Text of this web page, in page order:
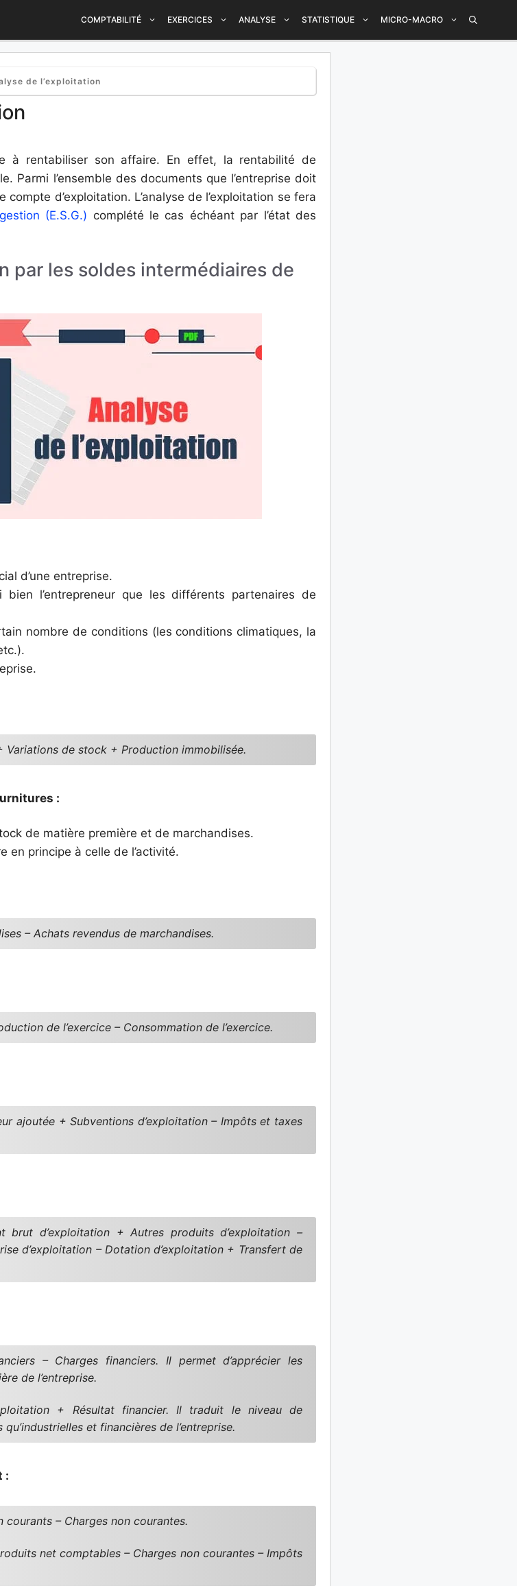
COMPTABILITÉ EXERCICES ANALYSE STATISTIQUE MICRO-MACRO
de l’exploitation
à rentabiliser son affaire. En effet, la rentabilité de
Parmi l’ensemble des documents que l’entreprise doit
d’exploitation. L’analyse de l’exploitation se fera
(E.S.G.) complété le cas échéant par l’état des
par les soldes intermédiaires de
d’une entreprise.
bien l’entrepreneur que les différents partenaires de
nombre de conditions (les conditions climatiques, la
Variations de stock + Production immobilisée.
:
de matière première et de marchandises.
en principe à celle de l’activité.
– Achats revendus de marchandises.
de l’exercice – Consommation de l’exercice.
ajoutée + Subventions d’exploitation – Impôts et taxes
brut d’exploitation + Autres produits d’exploitation –
d’exploitation – Dotation d’exploitation + Transfert de
– Charges financiers. Il permet d’apprécier les
de l’entreprise.
+ Résultat financier. Il traduit le niveau de
et financières de l’entreprise.
:
courants – Charges non courantes.
net comptables – Charges non courantes – Impôts